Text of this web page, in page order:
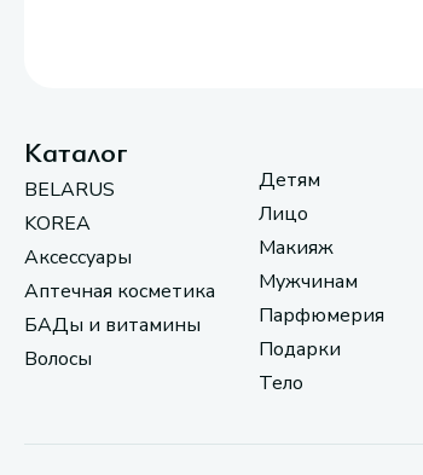
Каталог
BELARUS
KOREA
Аксессуары
Аптечная косметика
БАДы и витамины
Волосы
Детям
Лицо
Макияж
Мужчинам
Парфюмерия
Подарки
Тело